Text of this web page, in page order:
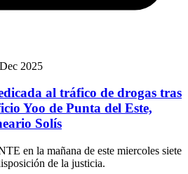
2025
al tráfico de drogas tras
Yoo de Punta del Este,
Solís
en la mañana de este miercoles siete
de la justicia.